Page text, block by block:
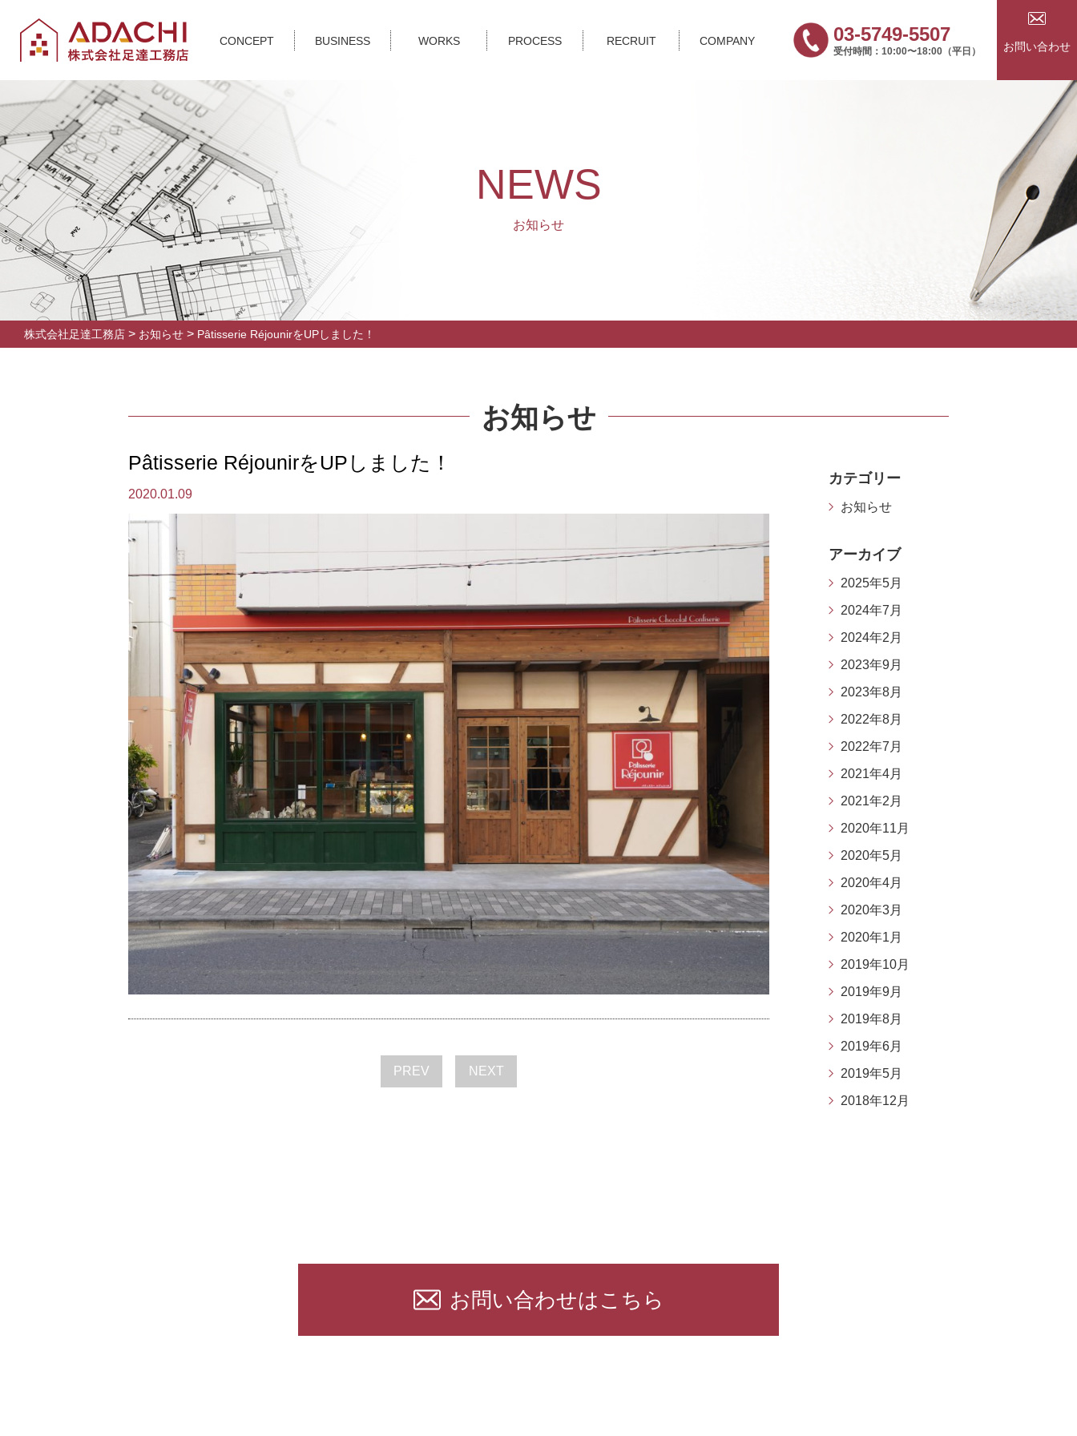
CONCEPT BUSINESS WORKS PROCESS RECRUIT COMPANY 03-5749-5507
受付時間：10:00〜18:00（平日） お問い合わせ
NEWS
お知らせ
株式会社足達工務店 > お知らせ > Pâtisserie RéjounirをUPしました！
お知らせ
Pâtisserie RéjounirをUPしました！
2020.01.09
PREV NEXT
カテゴリー
お知らせ
アーカイブ
2025年5月
2024年7月
2024年2月
2023年9月
2023年8月
2022年8月
2022年7月
2021年4月
2021年2月
2020年11月
2020年5月
2020年4月
2020年3月
2020年1月
2019年10月
2019年9月
2019年8月
2019年6月
2019年5月
2018年12月
お問い合わせはこちら